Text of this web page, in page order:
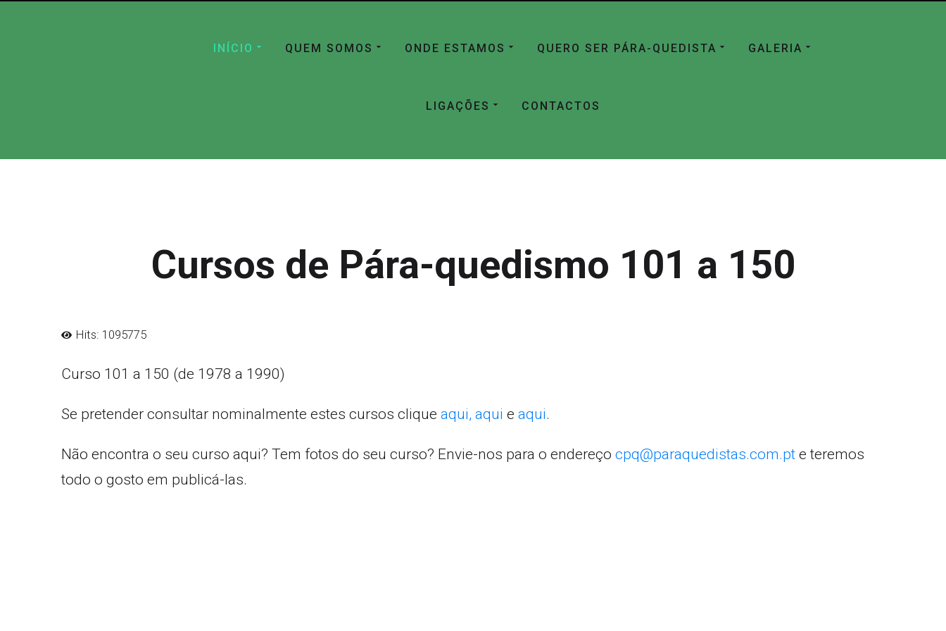
INÍCIO QUEM SOMOS ONDE ESTAMOS QUERO SER PÁRA-QUEDISTA GALERIA
LIGAÇÕES CONTACTOS
Cursos de Pára-quedismo 101 a 150
Hits: 1095775
Curso 101 a 150 (de 1978 a 1990)
Se pretender consultar nominalmente estes cursos clique aqui, aqui e aqui.
Não encontra o seu curso aqui? Tem fotos do seu curso? Envie-nos para o endereço cpq@paraquedistas.com.pt e teremos
todo o gosto em publicá-las.